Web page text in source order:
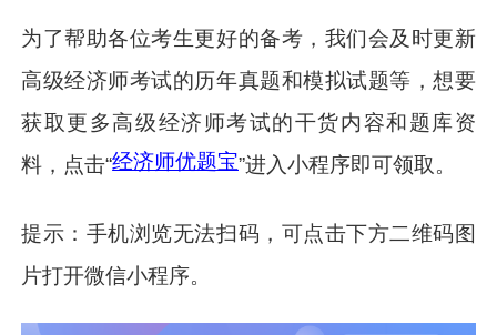
为了帮助各位考生更好的备考，我们会及时更新
高级经济师考试的历年真题和模拟试题等，想要
获取更多高级经济师考试的干货内容和题库资
料，点击“经济师优题宝”进入小程序即可领取。
提示：手机浏览无法扫码，可点击下方二维码图
片打开微信小程序。